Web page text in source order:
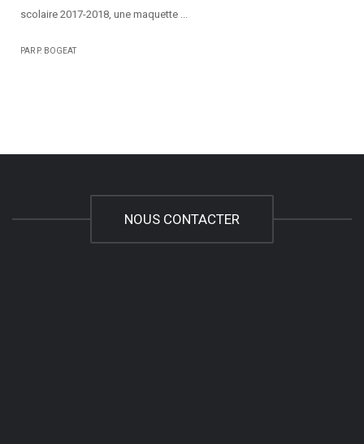
scolaire 2017-2018, une maquette ...
PAR P. BOGEAT
NOUS CONTACTER